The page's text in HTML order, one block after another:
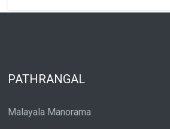
PATHRANGAL
Malayala Manorama